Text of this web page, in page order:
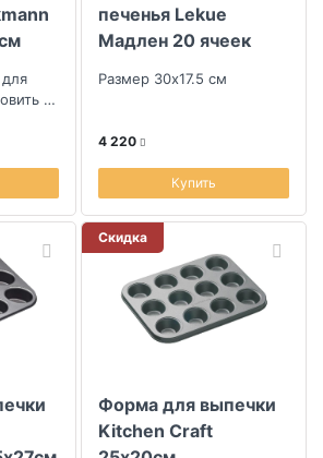
с
печенья Lekue
Мадлен 20 ячеек
Размер 30х17.5 см
4 220
Купить
Скидка
Форма для выпечки
Kitchen Craft